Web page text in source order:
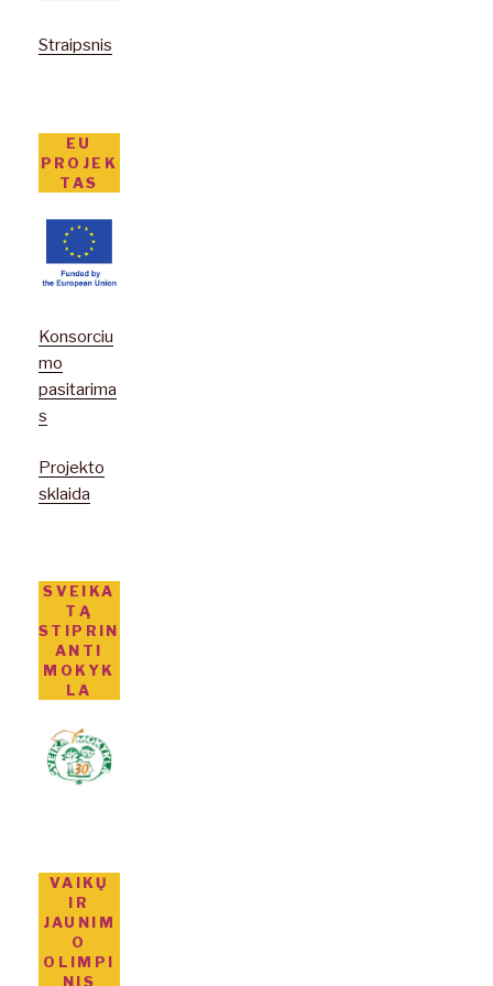
Straipsnis
EU
PROJEK
TAS
Konsorciu
mo
pasitarima
s
Projekto
sklaida
SVEIKA
TĄ
STIPRIN
ANTI
MOKYK
LA
VAIKŲ
IR
JAUNIM
O
OLIMPI
NIS